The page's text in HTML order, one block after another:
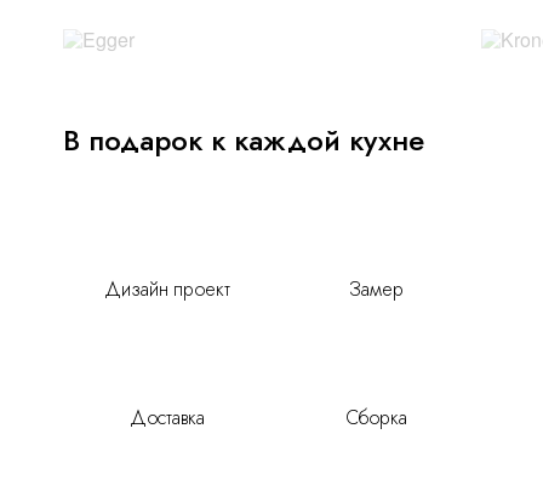
В подарок к каждой кухне
Дизайн проект Замер
Доставка Сборка